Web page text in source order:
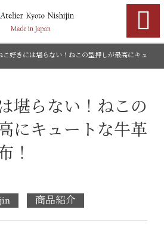

こ好きには堪らない！ねこの型押しが最高にキュート
堪らない！ねこの
にキュートな牛革
！
商品紹介